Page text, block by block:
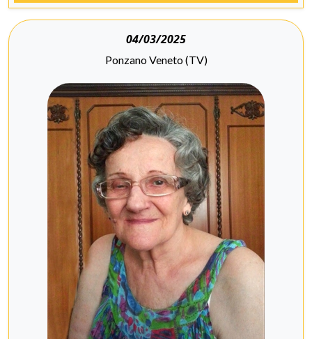
04/03/2025
Ponzano Veneto (TV)